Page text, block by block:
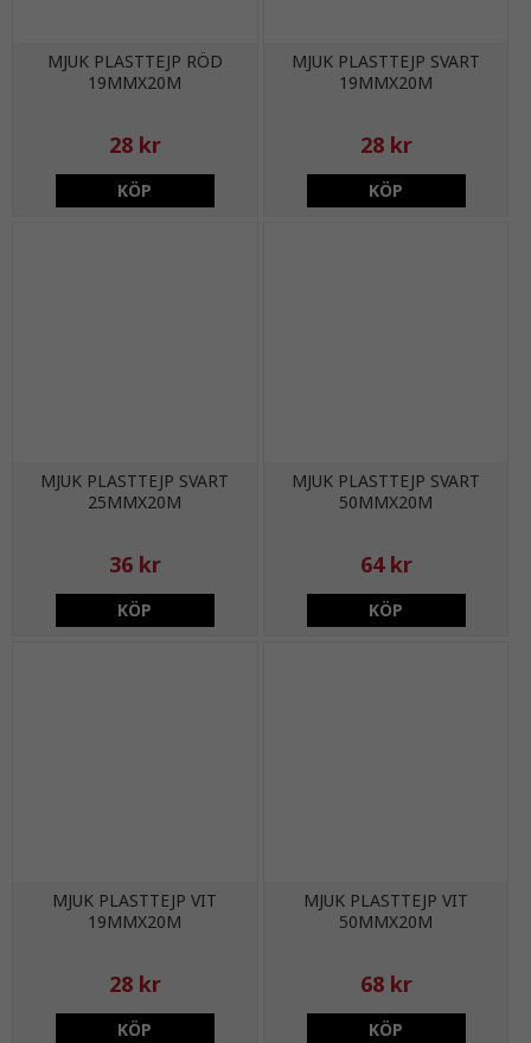
MJUK PLASTTEJP RÖD
19MMX20M
28 kr
KÖP
MJUK PLASTTEJP SVART
19MMX20M
28 kr
KÖP
MJUK PLASTTEJP SVART
25MMX20M
36 kr
KÖP
MJUK PLASTTEJP SVART
50MMX20M
64 kr
KÖP
MJUK PLASTTEJP VIT
19MMX20M
28 kr
KÖP
MJUK PLASTTEJP VIT
50MMX20M
68 kr
KÖP